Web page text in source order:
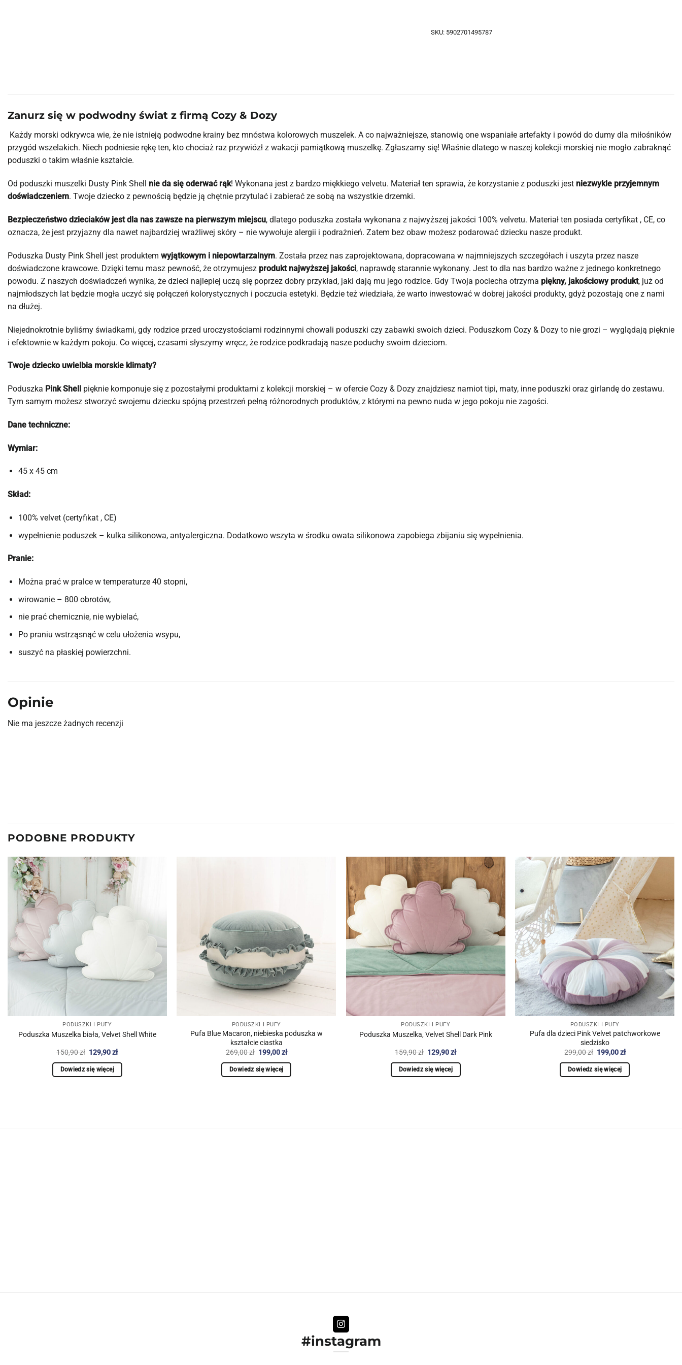
SKU: 5902701495787
Zanurz się w podwodny świat z firmą Cozy & Dozy
Każdy morski odkrywca wie, że nie istnieją podwodne krainy bez mnóstwa kolorowych muszelek. A co najważniejsze, stanowią one wspaniałe artefakty i powód do dumy dla miłośników
przygód wszelakich. Niech podniesie rękę ten, kto chociaż raz przywiózł z wakacji pamiątkową muszelkę. Zgłaszamy się! Właśnie dlatego w naszej kolekcji morskiej nie mogło zabraknąć
poduszki o takim właśnie kształcie.
Od poduszki muszelki Dusty Pink Shell nie da się oderwać rąk! Wykonana jest z bardzo miękkiego velvetu. Materiał ten sprawia, że korzystanie z poduszki jest niezwykle przyjemnym
doświadczeniem. Twoje dziecko z pewnością będzie ją chętnie przytulać i zabierać ze sobą na wszystkie drzemki.
Bezpieczeństwo dzieciaków jest dla nas zawsze na pierwszym miejscu, dlatego poduszka została wykonana z najwyższej jakości 100% velvetu. Materiał ten posiada certyfikat , CE, co
oznacza, że jest przyjazny dla nawet najbardziej wrażliwej skóry – nie wywołuje alergii i podrażnień. Zatem bez obaw możesz podarować dziecku nasze produkt.
Poduszka Dusty Pink Shell jest produktem wyjątkowym i niepowtarzalnym. Została przez nas zaprojektowana, dopracowana w najmniejszych szczegółach i uszyta przez nasze
doświadczone krawcowe. Dzięki temu masz pewność, że otrzymujesz produkt najwyższej jakości, naprawdę starannie wykonany. Jest to dla nas bardzo ważne z jednego konkretnego
powodu. Z naszych doświadczeń wynika, że dzieci najlepiej uczą się poprzez dobry przykład, jaki dają mu jego rodzice. Gdy Twoja pociecha otrzyma piękny, jakościowy produkt, już od
najmłodszych lat będzie mogła uczyć się połączeń kolorystycznych i poczucia estetyki. Będzie też wiedziała, że warto inwestować w dobrej jakości produkty, gdyż pozostają one z nami
na dłużej.
Niejednokrotnie byliśmy świadkami, gdy rodzice przed uroczystościami rodzinnymi chowali poduszki czy zabawki swoich dzieci. Poduszkom Cozy & Dozy to nie grozi – wyglądają pięknie
i efektownie w każdym pokoju. Co więcej, czasami słyszymy wręcz, że rodzice podkradają nasze poduchy swoim dzieciom.
Twoje dziecko uwielbia morskie klimaty?
Poduszka Pink Shell pięknie komponuje się z pozostałymi produktami z kolekcji morskiej – w ofercie Cozy & Dozy znajdziesz namiot tipi, maty, inne poduszki oraz girlandę do zestawu.
Tym samym możesz stworzyć swojemu dziecku spójną przestrzeń pełną różnorodnych produktów, z którymi na pewno nuda w jego pokoju nie zagości.
Dane techniczne:
Wymiar:
45 x 45 cm
Skład:
100% velvet (certyfikat , CE)
wypełnienie poduszek – kulka silikonowa, antyalergiczna. Dodatkowo wszyta w środku owata silikonowa zapobiega zbijaniu się wypełnienia.
Pranie:
Można prać w pralce w temperaturze 40 stopni,
wirowanie – 800 obrotów,
nie prać chemicznie, nie wybielać,
Po praniu wstrząsnąć w celu ułożenia wsypu,
suszyć na płaskiej powierzchni.
Opinie
Nie ma jeszcze żadnych recenzji
PODOBNE PRODUKTY
PODUSZKI I PUFY
Poduszka Muszelka biała, Velvet Shell White
150,90zł Pierwotna
wynosiła:
150,90 zł.
129,90złAktualna
wynosi:
129,90 zł.
Dowiedz się więcej
PODUSZKI I PUFY
Pufa Blue Macaron, niebieska poduszka w
kształcie ciastka
269,00zł Pierwotna
wynosiła:
269,00 zł.
199,00złAktualna
wynosi:
199,00 zł.
Dowiedz się więcej
PODUSZKI I PUFY
Poduszka Muszelka, Velvet Shell Dark Pink
159,90zł Pierwotna
wynosiła:
159,90 zł.
129,90złAktualna
wynosi:
129,90 zł.
Dowiedz się więcej
PODUSZKI I PUFY
Pufa dla dzieci Pink Velvet patchworkowe
siedzisko
299,00zł Pierwotna
wynosiła:
299,00 zł.
199,00złAktualna
wynosi:
199,00 zł.
Dowiedz się więcej
#instagram